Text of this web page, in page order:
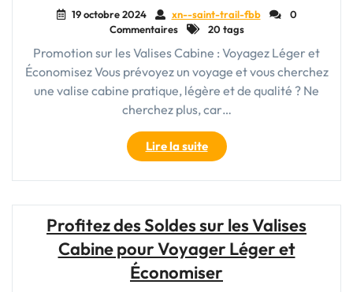
19 octobre 2024 xn--saint-trail-fbb
0
Commentaires
20 tags
Promotion sur les Valises Cabine : Voyagez Léger et
Économisez Vous prévoyez un voyage et vous cherchez
une valise cabine pratique, légère et de qualité ? Ne
cherchez plus, car…
Lire la suite"Offre
spéciale
:
les
Valises
Cabine
pour
Profitez des Soldes sur les Valises
Cabine pour Voyager Léger et
Économiser